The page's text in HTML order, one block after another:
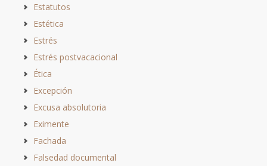
Estatutos
Estética
Estrés
Estrés postvacacional
Ética
Excepción
Excusa absolutoria
Eximente
Fachada
Falsedad documental